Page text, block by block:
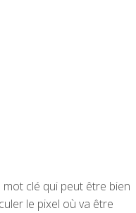
clé qui peut être bien
le pixel où va être